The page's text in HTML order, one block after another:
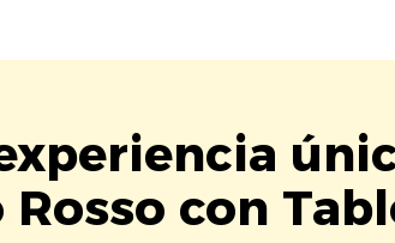
Rosso con